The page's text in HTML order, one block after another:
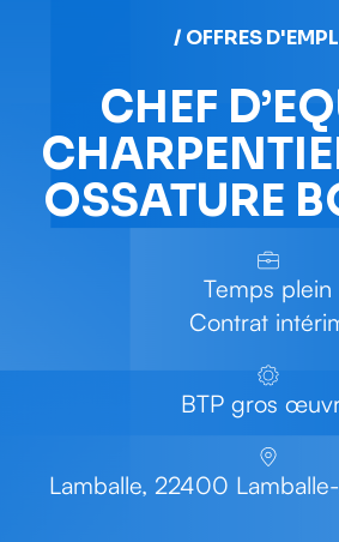
/ OFFRES
CHEF
OSSATURE
Temps plein
Contrat
BTP gros
Lamballe, 22400